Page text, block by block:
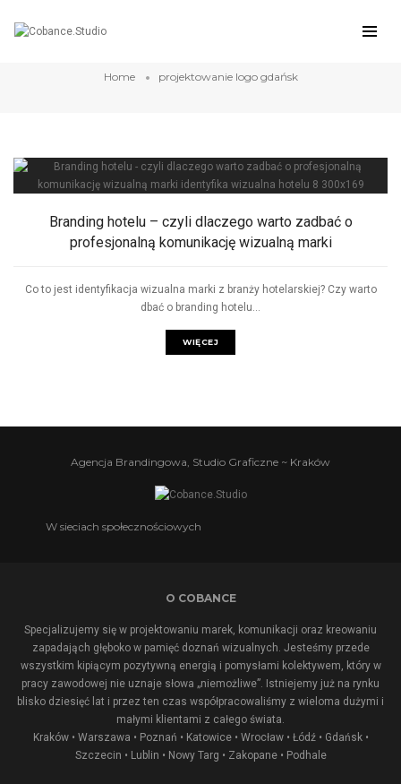
projektowanie logo gdańsk
Home projektowanie logo gdańsk
Branding hotelu – czyli dlaczego warto zadbać o
profesjonalną komunikację wizualną marki
Co to jest identyfikacja wizualna marki z branży hotelarskiej? Czy warto
dbać o branding hotelu...
WIĘCEJ
Agencja Brandingowa, Studio Graficzne ~ Kraków
W sieciach społecznościowych
O COBANCE
Specjalizujemy się w projektowaniu marek, komunikacji oraz kreowaniu
zapadająch głęboko w pamięć doznań wizualnych. Jesteśmy przede
wszystkim kipiącym pozytywną energią i pomysłami kolektywem, który w
pracy zawodowej nie uznaje słowa „niemożliwe”. Istniejemy już na rynku
blisko dziesięć lat i przez ten czas współpracowaliśmy z wieloma dużymi i
małymi klientami z całego świata.
Kraków • Warszawa • Poznań • Katowice • Wrocław • Łódź • Gdańsk •
Szczecin • Lublin • Nowy Targ • Zakopane• Podhale